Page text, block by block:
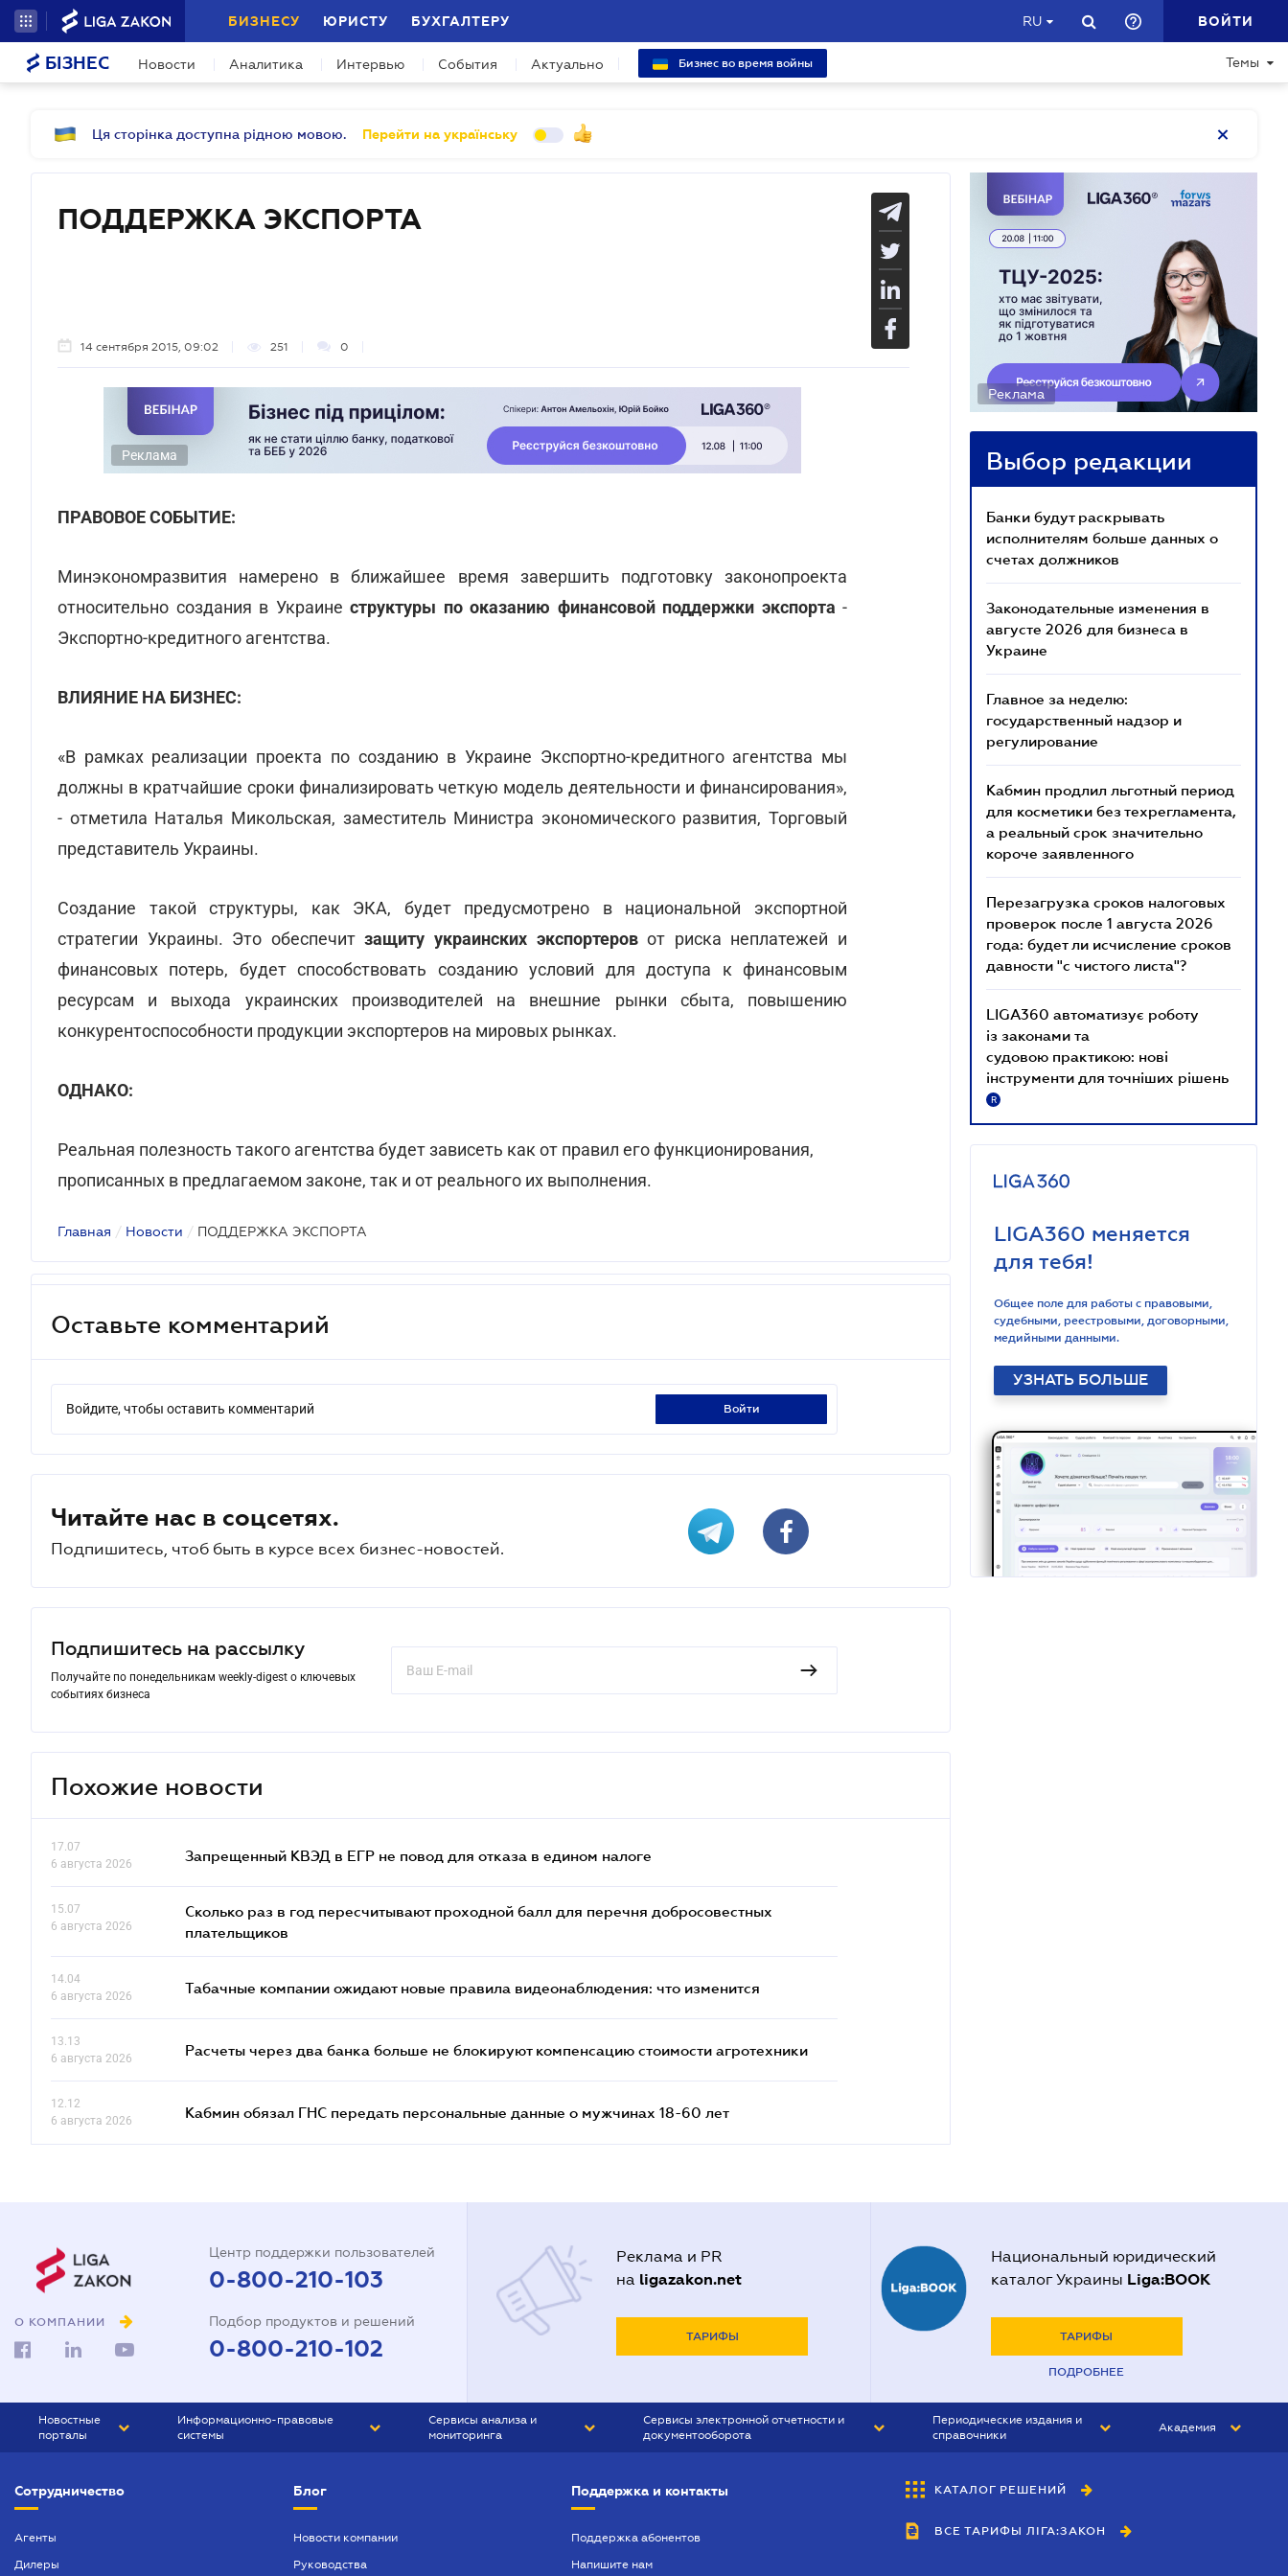
БИЗНЕСУ ЮРИСТУ БУХГАЛТЕРУ RU ВОЙТИ
БІЗНЕС Новости Аналитика Интервью События Актуально Бизнес во время войны Темы
Ця сторінка доступна рідною мовою. Перейти на українську
ПОДДЕРЖКА ЭКСПОРТА
14 сентября 2015, 09:02 251 0
Реклама
ПРАВОВОЕ СОБЫТИЕ:
Минэкономразвития намерено в ближайшее время завершить подготовку законопроекта
относительно создания в Украине структуры по оказанию финансовой поддержки экспорта -
Экспортно-кредитного агентства.
ВЛИЯНИЕ НА БИЗНЕС:
«В рамках реализации проекта по созданию в Украине Экспортно-кредитного агентства мы
должны в кратчайшие сроки финализировать четкую модель деятельности и финансирования»,
- отметила Наталья Микольская, заместитель Министра экономического развития, Торговый
представитель Украины.
Создание такой структуры, как ЭКА, будет предусмотрено в национальной экспортной
стратегии Украины. Это обеспечитзащиту украинских экспортеровот риска неплатежей и
финансовых потерь, будет способствовать созданию условий для доступа к финансовым
ресурсам и выхода украинских производителей на внешние рынки сбыта, повышению
конкурентоспособности продукции экспортеров на мировых рынках.
ОДНАКО:
Реальная полезность такого агентства будет зависеть как от правил его функционирования,
прописанных в предлагаемом законе, так и от реального их выполнения.
Главная / Новости / ПОДДЕРЖКА ЭКСПОРТА
Оставьте комментарий
Войдите, чтобы оставить комментарий войти
Читайте нас в соцсетях.
Подпишитесь, чтоб быть в курсе всех бизнес-новостей.
Подпишитесь на рассылку
Получайте по понедельникам weekly-digest о ключевых
событиях бизнеса
Похожие новости
17.07
6 августа 2026
Запрещенный КВЭД в ЕГР не повод для отказа в едином налоге
15.07
6 августа 2026
Сколько раз в год пересчитывают проходной балл для перечня добросовестных
плательщиков
14.04
6 августа 2026
Табачные компании ожидают новые правила видеонаблюдения: что изменится
13.13
6 августа 2026
Расчеты через два банка больше не блокируют компенсацию стоимости агротехники
12.12
6 августа 2026
Кабмин обязал ГНС передать персональные данные о мужчинах 18-60 лет
Реклама
Выбор редакции
Банки будут раскрывать
исполнителям больше данных о
счетах должников
Законодательные изменения в
августе 2026 для бизнеса в
Украине
Главное за неделю:
государственный надзор и
регулирование
Кабмин продлил льготный период
для косметики без техрегламента,
а реальный срок значительно
короче заявленного
Перезагрузка сроков налоговых
проверок после 1 августа 2026
года: будет ли исчисление сроков
давности "с чистого листа"?
LIGA360 автоматизує роботу
із законами та
судовою практикою: нові
інструменти для точніших рішень
R
LIGA360 меняется
для тебя!
Общее поле для работы с правовыми,
судебными, реестровыми, договорными,
медийными данными.
УЗНАТЬ БОЛЬШЕ
О КОМПАНИИ
Центр поддержки пользователей
0-800-210-103
Подбор продуктов и решений
0-800-210-102
Реклама и PR
на ligazakon.net
ТАРИФЫ
Национальный юридический
каталог Украины Liga:BOOK
ТАРИФЫ
ПОДРОБНЕЕ
Новостные
порталы
БИЗНЕС
Информационно-правовые
системы
БУХГАЛТЕР ПРОФ
Сервисы анализа и
мониторинга
Сервисы электронной отчетности и
документооборота
Периодические издания и
справочники
БУХГАЛТЕР&ЗАКОН
ВЕСТНИК МСФО
Академия
Сотрудничество
Агенты
Дилеры
Блог
Новости компании
Руководства
Поддержка и контакты
Поддержка абонентов
Напишите нам
КАТАЛОГ РЕШЕНИЙ
ВСЕ ТАРИФЫ ЛІГА:ЗАКОН